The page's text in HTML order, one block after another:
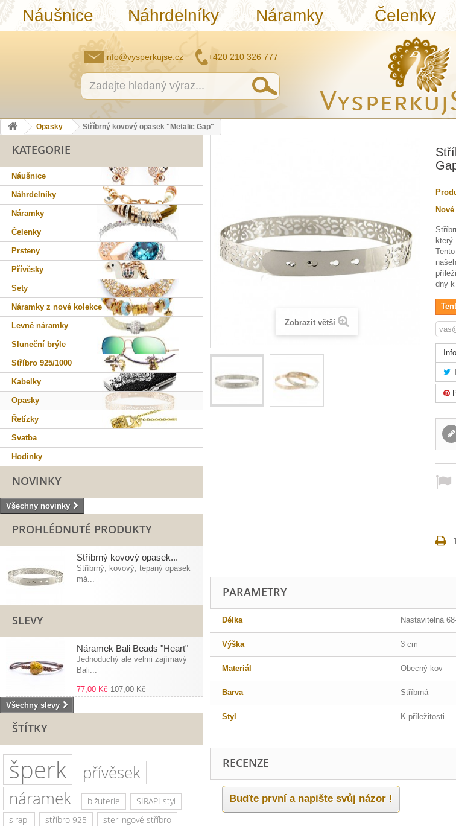
Náušnice Náhrdelníky Náramky Čelenky
info@vysperkujse.cz +420 210 326 777
Opasky Stříbrný kovový opasek "Metalic Gap"
KATEGORIE
Náušnice
Náhrdelníky
Náramky
Čelenky
Prsteny
Přívěsky
Sety
Náramky z nové kolekce
Levné náramky
Sluneční brýle
Stříbro 925/1000
Kabelky
Opasky
Řetízky
Svatba
Hodinky
NOVINKY
Všechny novinky
PROHLÉDNUTÉ PRODUKTY
Stříbrný kovový opasek...
Stříbrný, kovový, tepaný opasek
má...
SLEVY
Náramek Bali Beads "Heart"
Jednoduchý ale velmi zajímavý
Bali...
77,00 Kč 107,00 Kč
Všechny slevy
ŠTÍTKY
šperk
přívěsek
náramek
bižuterie
SIRAPI styl
sirapi
stříbro 925
sterlingové stříbro
Zobrazit větší
Nové
dny
PARAMETRY
Délka Nastavitelná
Výška 3 cm
Materiál Obecný kov
Barva Stříbrná
Styl K příležitosti
RECENZE
Buďte první a napište svůj názor !